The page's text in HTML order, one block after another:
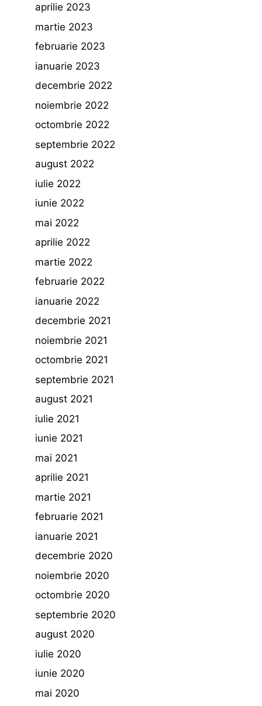
aprilie 2023
martie 2023
februarie 2023
ianuarie 2023
decembrie 2022
noiembrie 2022
octombrie 2022
septembrie 2022
august 2022
iulie 2022
iunie 2022
mai 2022
aprilie 2022
martie 2022
februarie 2022
ianuarie 2022
decembrie 2021
noiembrie 2021
octombrie 2021
septembrie 2021
august 2021
iulie 2021
iunie 2021
mai 2021
aprilie 2021
martie 2021
februarie 2021
ianuarie 2021
decembrie 2020
noiembrie 2020
octombrie 2020
septembrie 2020
august 2020
iulie 2020
iunie 2020
mai 2020